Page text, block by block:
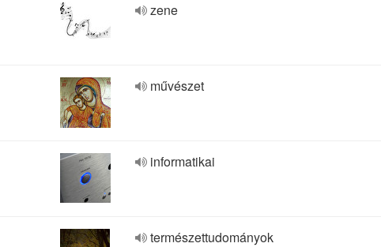
zene
művészet
informatikai
természettudományok